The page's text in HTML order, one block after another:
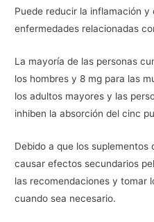
Puede reducir la inflamación
enfermedades relacionadas
La mayoría de las personas
los hombres y 8 mg para las
los adultos mayores y las
inhiben la absorción del cinc
Debido a que los suplementos
causar efectos secundarios
las recomendaciones y tomar
cuando sea necesario.